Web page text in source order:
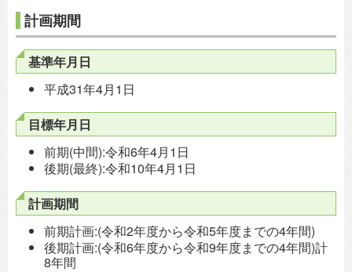
計画期間
基準年月日
平成31年4月1日
目標年月日
前期(中間):令和6年4月1日
後期(最終):令和10年4月1日
計画期間
前期計画:(令和2年度から令和5年度までの4年間)
後期計画:(令和6年度から令和9年度までの4年間)計
8年間